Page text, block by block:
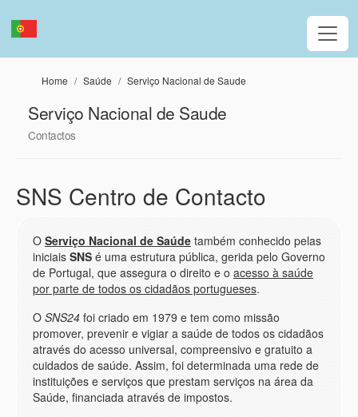
Home Saúde Serviço Nacional de Saude
Serviço Nacional de Saude
Contactos
SNS Centro de Contacto
O Serviço Nacional de Saúde também conhecido pelas
iniciais SNS é uma estrutura pública, gerida pelo Governo
de Portugal, que assegura o direito e o acesso à saúde
por parte de todos os cidadãos portugueses.
O SNS24 foi criado em 1979 e tem como missão
promover, prevenir e vigiar a saúde de todos os cidadãos
através do acesso universal, compreensivo e gratuito a
cuidados de saúde. Assim, foi determinada uma rede de
instituições e serviços que prestam serviços na área da
Saúde, financiada através de impostos.